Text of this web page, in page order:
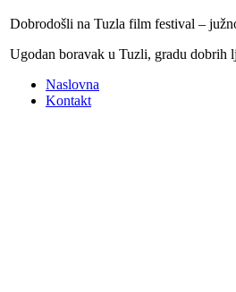
Dobrodošli na Tuzla film festival –
Ugodan boravak u Tuzli, gradu dobrih
Naslovna
Kontakt